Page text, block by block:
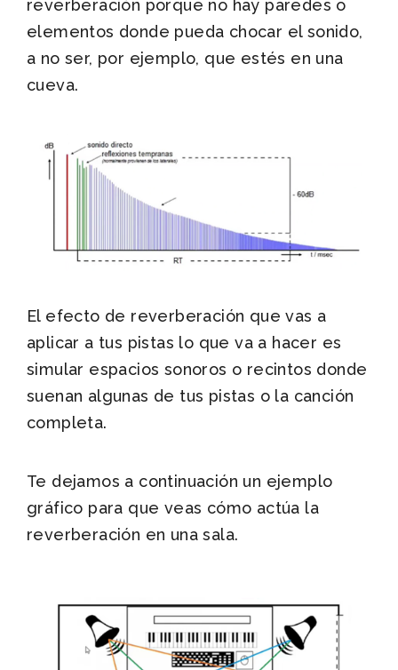
reverberación porque no hay paredes o
elementos donde pueda chocar el sonido,
a no ser, por ejemplo, que estés en una
cueva.
El efecto de reverberación que vas a
aplicar a tus pistas lo que va a hacer es
simular espacios sonoros o recintos donde
suenan algunas de tus pistas o la canción
completa.
Te dejamos a continuación un ejemplo
gráfico para que veas cómo actúa la
reverberación en una sala.